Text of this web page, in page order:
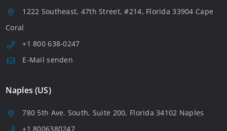
1222 Southeast, 47th Street, #214, Florida 33904 Cape
Coral
+1 800 638-0247
E-Mail senden
Naples (US)
780 5th Ave. South, Suite 200, Florida 34102 Naples
+1 8006380247